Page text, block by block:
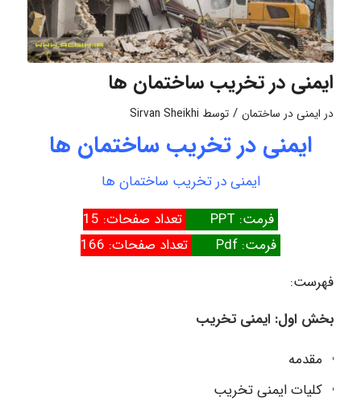
ایمنی در تخریب ساختمان ها
در ایمنی در ساختمان / توسط Sirvan Sheikhi
ایمنی در تخریب ساختمان ها
ایمنی در تخریب ساختمان ها
فرمت: PPT
تعداد صفحات: 15
فرمت: Pdf
تعداد صفحات: 166
فهرست:
بخش اول: ایمنی تخریب
مقدمه
کلیات ایمنی تخریب